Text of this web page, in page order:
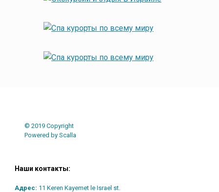
© 2019 Copyright
Powered by Scalla
Наши контакты:
Адрес: 11 Keren Kayemet le Israel st.